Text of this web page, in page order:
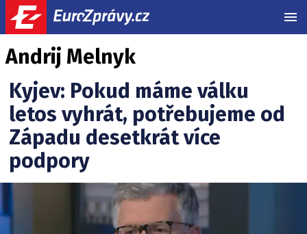
Andrij Melnyk
Kyjev: Pokud máme válku
letos vyhrát, potřebujeme od
Západu desetkrát více
podpory